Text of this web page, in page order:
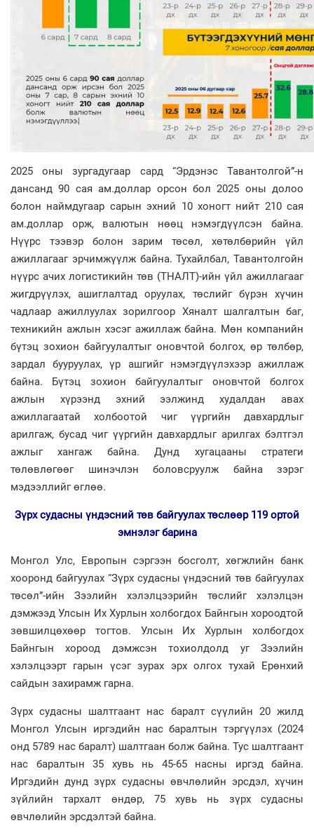
2025 оны зургадугаар сард “Эрдэнэс Тавантолгой”-н
дансанд 90 сая ам.доллар орсон бол 2025 оны долоо
болон наймдугаар сарын эхний 10 хоногт нийт 210 сая
ам.доллар орж, валютын нөөц нэмэгдүүлсэн байна.
Нүүрс тээвэр болон зарим төсөл, хөтөлбөрийн үйл
ажиллагааг эрчимжүүлж байна. Тухайлбал, Тавантолгойн
нүүрс ачих логистикийн төв (ТНАЛТ)-ийн үйл ажиллагааг
жигдрүүлэх, ашиглалтад оруулах, төслийг бүрэн хүчин
чадлаар ажиллуулах зорилгоор Хяналт шалгалтын баг,
техникийн ажлын хэсэг ажиллаж байна. Мөн компанийн
бүтэц зохион байгуулалтыг оновчтой болгох, өр төлбөр,
зардал бууруулах, үр ашгийг нэмэгдүүлэхээр ажиллаж
байна. Бүтэц зохион байгуулалтыг оновчтой болгох
ажлын хүрээнд эхний ээлжинд худалдан авах
ажиллагаатай холбоотой чиг үүргийн давхардлыг
арилгаж, бусад чиг үүргийн давхардлыг арилгах бэлтгэл
ажлыг хангаж байна. Дунд хугацааны стратеги
төлөвлөгөөг шинэчлэн боловсруулж байна зэрэг
мэдээллийг өглөө.
Зүрх судасны үндэсний төв байгуулах төслөөр 119 ортой
эмнэлэг барина
Монгол Улс, Европын сэргээн босголт, хөгжлийн банк
хооронд байгуулах “Зүрх судасны үндэсний төв байгуулах
төсөл”-ийн Зээлийн хэлэлцээрийн төслийг хэлэлцэн
дэмжээд Улсын Их Хурлын холбогдох Байнгын хороодтой
зөвшилцөхөөр тогтов. Улсын Их Хурлын холбогдох
Байнгын хороод дэмжсэн тохиолдолд уг Зээлийн
хэлэлцээрт гарын үсэг зурах эрх олгох тухай Ерөнхий
сайдын захирамж гарна.
Зүрх судасны шалтгаант нас баралт сүүлийн 20 жилд
Монгол Улсын иргэдийн нас баралтын тэргүүлэх (2024
онд 5789 нас баралт) шалтгаан болж байна. Тус шалтгаант
нас баралтын 35 хувь нь 45-65 насны иргэд байна.
Иргэдийн дунд зүрх судасны өвчлөлийн эрсдэл, хүчин
зүйлийн тархалт өндөр, 75 хувь нь зүрх судасны
өвчлөлийн эрсдэлтэй байна.